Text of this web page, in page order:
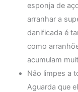
esponja de
arranhar a
danificada é
como
acumulam
Não limpes a
Aguarda que